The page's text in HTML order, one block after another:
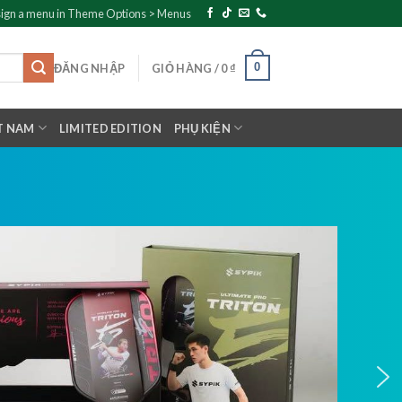
a menu in Theme Options > Menus
ĐĂNG NHẬP GIỎ HÀNG /0₫ 0
NAM LIMITED EDITION PHỤ KIỆN